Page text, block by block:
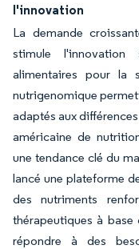
l'innovation
La demande
stimule
alimentaires pour la
nutrigenomique
adaptés aux
américaine de
une tendance clé du
lancé une plateforme
des nutriments
thérapeutiques à
répondre à des